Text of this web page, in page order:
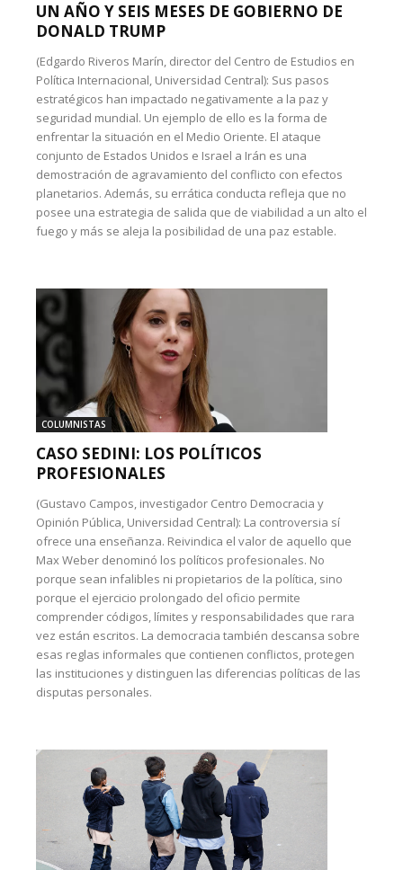
UN AÑO Y SEIS MESES DE GOBIERNO DE
DONALD TRUMP
(Edgardo Riveros Marín, director del Centro de Estudios en
Política Internacional, Universidad Central): Sus pasos
estratégicos han impactado negativamente a la paz y
seguridad mundial. Un ejemplo de ello es la forma de
enfrentar la situación en el Medio Oriente. El ataque
conjunto de Estados Unidos e Israel a Irán es una
demostración de agravamiento del conflicto con efectos
planetarios. Además, su errática conducta refleja que no
posee una estrategia de salida que de viabilidad a un alto el
fuego y más se aleja la posibilidad de una paz estable.
COLUMNISTAS
CASO SEDINI: LOS POLÍTICOS
PROFESIONALES
(Gustavo Campos, investigador Centro Democracia y
Opinión Pública, Universidad Central): La controversia sí
ofrece una enseñanza. Reivindica el valor de aquello que
Max Weber denominó los políticos profesionales. No
porque sean infalibles ni propietarios de la política, sino
porque el ejercicio prolongado del oficio permite
comprender códigos, límites y responsabilidades que rara
vez están escritos. La democracia también descansa sobre
esas reglas informales que contienen conflictos, protegen
las instituciones y distinguen las diferencias políticas de las
disputas personales.